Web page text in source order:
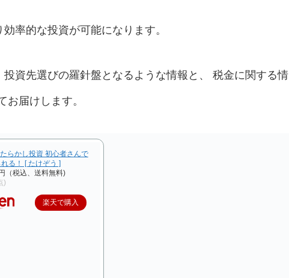
率的な投資が可能になります。
資先選びの羅針盤となるような情報と、 税金に関する情
届けします。
らかし投資 初心者さんで
る！ [ たけぞう ]
（税込、送料無料)
)
楽天で購入